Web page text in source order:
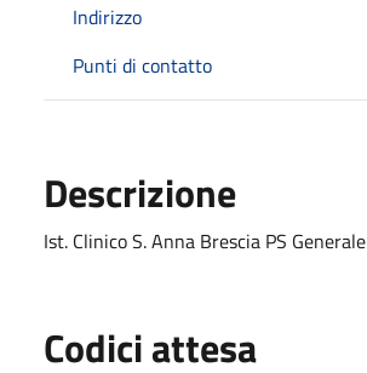
Indirizzo
Punti di contatto
Descrizione
Ist. Clinico S. Anna Brescia PS Generale
Codici attesa